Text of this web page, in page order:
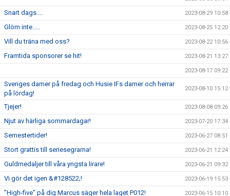
Snart dags.... 2023-08-29 10:58
Glöm inte..... 2023-08-25 12:20
Vill du träna med oss? 2023-08-22 10:56
Framtida sponsorer se hit! 2023-08-21 13:27
2023-08-17 09:22
Sveriges damer på fredag och Husie IFs damer och herrar
på lördag!
2023-08-10 15:12
Tjejer! 2023-08-08 09:26
Njut av härliga sommardagar! 2023-07-20 17:34
Semestertider! 2023-06-27 08:51
Stort grattis till seriesegrarna! 2023-06-21 12:24
Guldmedaljer till våra yngsta lirare! 2023-06-21 09:32
Vi gör det igen &#128522;! 2023-06-19 15:53
"High-five" på dig Marcus säger hela laget P012! 2023-06-15 10:10